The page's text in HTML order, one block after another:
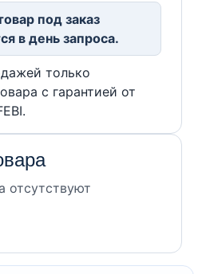
под заказ
в день запроса.
только
с гарантией от
отсутствуют